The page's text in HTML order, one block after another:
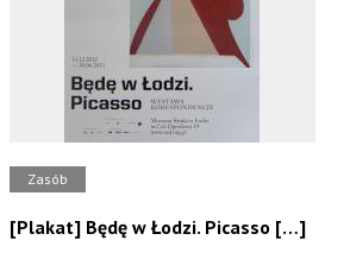
Zasób
[Plakat] Będę w Łodzi. Picasso […]